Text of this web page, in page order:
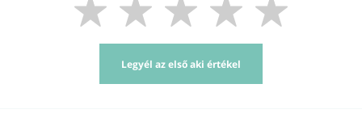
Legyél az első aki értékel